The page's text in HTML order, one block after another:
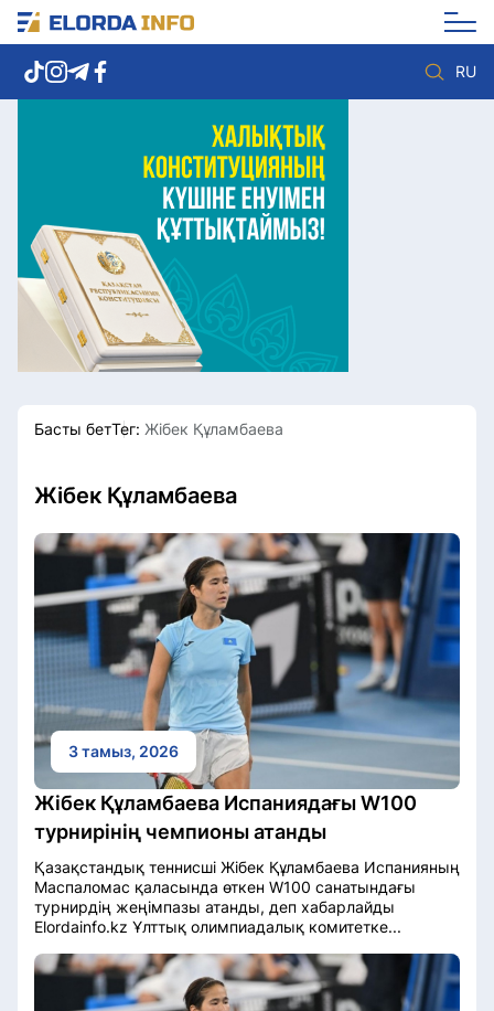
RU
Елорда жаңалықтары
Көзқарас
Саясат
Видео
Әлеумет
Экономика
Спорт
Мәдениет
Басты бетТег: Жібек Құламбаева
Жібек Құламбаева
3 тамыз, 2026
Жібек Құламбаева Испаниядағы W100
турнирінің чемпионы атанды
Қазақстандық теннисші Жібек Құламбаева Испанияның
Маспаломас қаласында өткен W100 санатындағы
турнирдің жеңімпазы атанды, деп хабарлайды
Elordainfo.kz Ұлттық олимпиадалық комитетке...